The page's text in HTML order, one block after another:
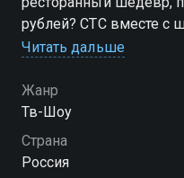
рублей? СТС вместе с
докажет, что такое
нового проекта стал
повар, владелец
кулинарных книг и
конкурсов, известный
Читать дальше
Жанр
Тв-Шоу
Страна
Россия